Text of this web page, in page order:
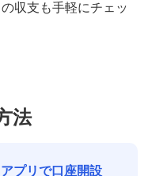
収支も手軽にチェッ
法
アプリで口座開設